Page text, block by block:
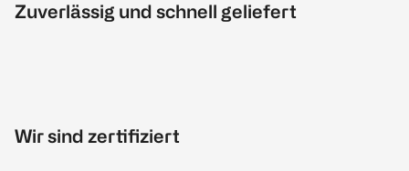
Zuverlässig und schnell geliefert
Wir sind zertifiziert